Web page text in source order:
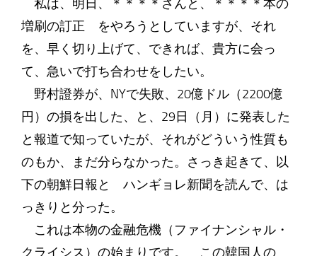
私は、明日、＊＊＊＊さんと、＊＊＊＊本の
増刷の訂正 をやろうとしていますが、それ
を、早く切り上げて、できれば、貴方に会っ
て、急いで打ち合わせをしたい。
野村證券が、NYで失敗、20億ドル（2200億
円）の損を出した、と、29日（月）に発表した
と報道で知っていたが、それがどういう性質も
のもか、まだ分らなかった。さっき起きて、以
下の朝鮮日報と ハンギョレ新聞を読んで、は
っきりと分った。
これは本物の金融危機（ファイナンシャル・
クライシス）の始まりです。 この韓国人の